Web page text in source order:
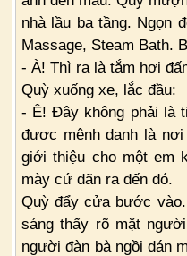
nhà lầu ba tầng. Ngọn
Massage, Steam Bath.
- À! Thì ra là tắm hơi
Quỳ xuống xe, lắc đầu:
- Ê! Đây không phải là
được mệnh danh là
giới thiệu cho một em
mày cứ dãn ra đến đó.
Quỳ đẩy cửa bước
sáng thấy rõ mặt
người đàn bà ngồi dán